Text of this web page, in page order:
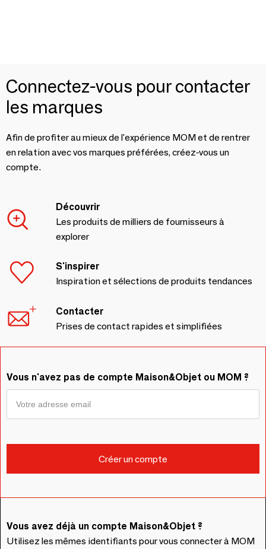
Connectez-vous pour contacter
les marques
Afin de profiter au mieux de l'expérience MOM et de rentrer
en relation avec vos marques préférées, créez-vous un
compte.
Découvrir
Les produits de milliers de fournisseurs à
explorer
S'inspirer
Inspiration et sélections de produits tendances
Contacter
Prises de contact rapides et simplifiées
Vous n'avez pas de compte Maison&Objet ou MOM ?
Vous avez déjà un compte Maison&Objet ?
Utilisez les mêmes identifiants pour vous connecter à MOM